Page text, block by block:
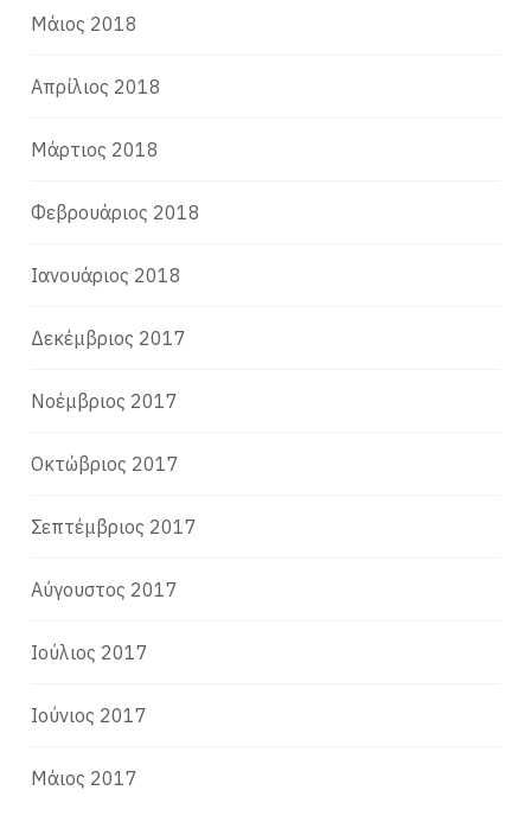
Μάιος 2018
Απρίλιος 2018
Μάρτιος 2018
Φεβρουάριος 2018
Ιανουάριος 2018
Δεκέμβριος 2017
Νοέμβριος 2017
Οκτώβριος 2017
Σεπτέμβριος 2017
Αύγουστος 2017
Ιούλιος 2017
Ιούνιος 2017
Μάιος 2017